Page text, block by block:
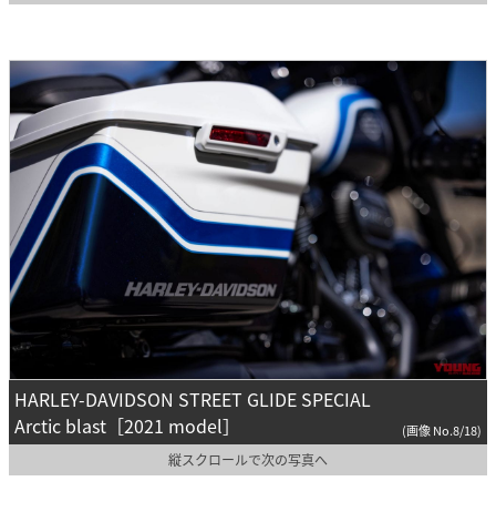
HARLEY-DAVIDSON STREET GLIDE SPECIAL
Arctic blast［2021 model］
(画像 No.8/18)
縦スクロールで次の写真へ